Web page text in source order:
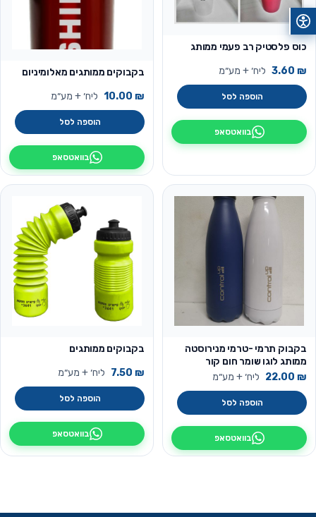
כוס פלסטיק רב פעמי ממותג
3.60 ₪ ליח׳ + מע״מ
הוספה לסל
בוואטסאפ
בקבוקים ממותגים מאלומיניום
10.00 ₪ ליח׳ + מע״מ
הוספה לסל
בוואטסאפ
בקבוק תרמי -טרמי מנירוסטה
ממותג לוגו שומר חום קור
500מ"ל22.00 ₪ ליח׳ + מע״מ
הוספה לסל
בוואטסאפ
בקבוקים ממותגים
7.50 ₪ ליח׳ + מע״מ
הוספה לסל
בוואטסאפ